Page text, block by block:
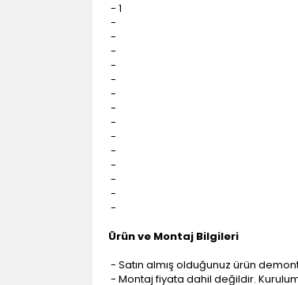
- 1
-
-
-
-
-
-
-
-
-
-
-
-
-
-
Ürün ve Montaj Bilgileri
- Satın almış olduğunuz ürün
- Montaj fiyata dahil değildir.